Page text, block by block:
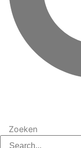
Zoeken